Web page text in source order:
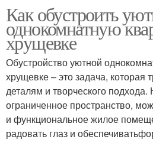
Как обустроить
однокомнатную
хрущевке
Обустройство уютной
хрущевке – это задача, которая
деталям и творческого
ограниченное пространство,
и функциональное жилое
радовать глаз и